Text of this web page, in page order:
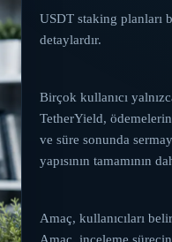
USDT staking planları
detaylardır.
Birçok kullanıcı
TetherYield, ödemelerin
ve süre sonunda
yapısının tamamının
Amaç, kullanıcıları
Amaç, inceleme